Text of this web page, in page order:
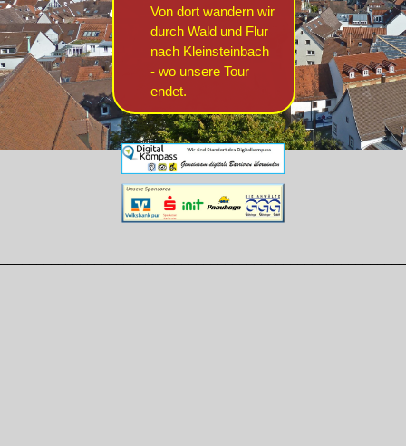
Von dort wandern wir
durch Wald und Flur
nach Kleinsteinbach
- wo unsere Tour
endet.